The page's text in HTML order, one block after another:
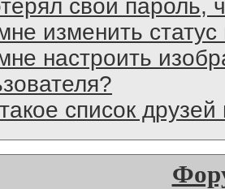
свой пароль,
изменить
настроить
список